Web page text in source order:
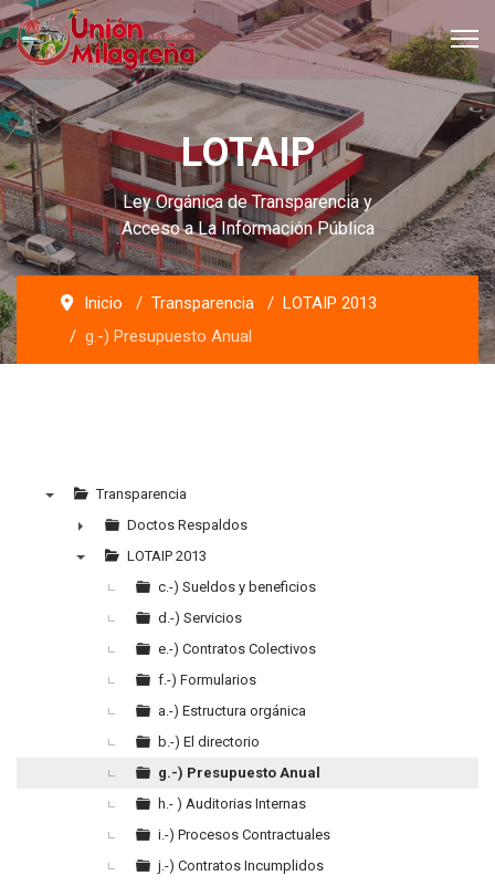
LOTAIP
Ley Orgánica de Transparencia y
Acceso a La Información Pública
Inicio Transparencia
LOTAIP 2013
g.-) Presupuesto Anual
Transparencia
►
Doctos Respaldos
LOTAIP 2013
c.-) Sueldos y beneficios
d.-) Servicios
e.-) Contratos Colectivos
f.-) Formularios
a.-) Estructura orgánica
b.-) El directorio
g.-) Presupuesto Anual
h.- ) Auditorias Internas
i.-) Procesos Contractuales
j.-) Contratos Incumplidos